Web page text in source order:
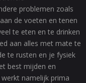
problemen zoals
de voeten en tenen
te eten en te drinken
aan alles met mate te
te rusten en je fysiek
best mijden en
namelijk prima